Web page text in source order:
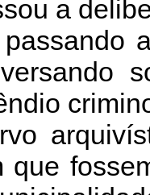
a
que